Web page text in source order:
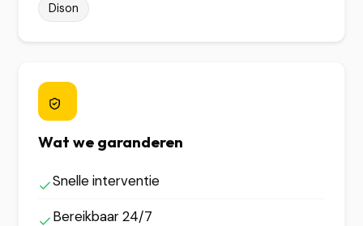
Dison
Wat we garanderen
Snelle interventie
Bereikbaar 24/7